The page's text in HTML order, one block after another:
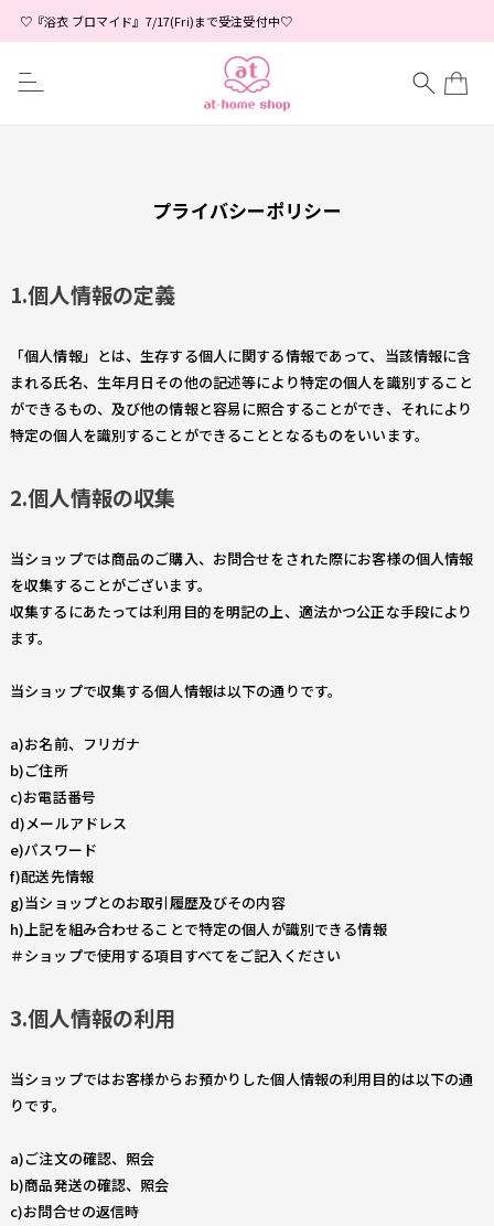
♡『浴衣 ブロマイド』7/17(Fri)まで受注受付中♡
プライバシーポリシー
1.個人情報の定義
「個人情報」とは、生存する個人に関する情報であって、当該情報に含
まれる氏名、生年月日その他の記述等により特定の個人を識別すること
ができるもの、及び他の情報と容易に照合することができ、それにより
特定の個人を識別することができることとなるものをいいます。
2.個人情報の収集
当ショップでは商品のご購入、お問合せをされた際にお客様の個人情報
を収集することがございます。
収集するにあたっては利用目的を明記の上、適法かつ公正な手段により
ます。
当ショップで収集する個人情報は以下の通りです。
a)お名前、フリガナ
b)ご住所
c)お電話番号
d)メールアドレス
e)パスワード
f)配送先情報
g)当ショップとのお取引履歴及びその内容
h)上記を組み合わせることで特定の個人が識別できる情報
＃ショップで使用する項目すべてをご記入ください
3.個人情報の利用
当ショップではお客様からお預かりした個人情報の利用目的は以下の通
りです。
a)ご注文の確認、照会
b)商品発送の確認、照会
c)お問合せの返信時